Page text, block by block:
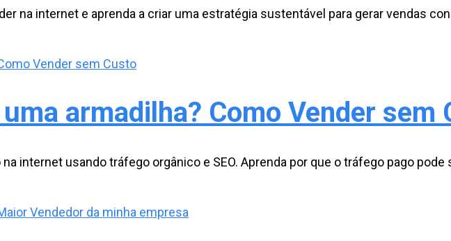
na internet e aprenda a criar uma estratégia sustentável para gerar vendas
armadilha? Como Vender sem
internet usando tráfego orgânico e SEO. Aprenda por que o tráfego pago pode